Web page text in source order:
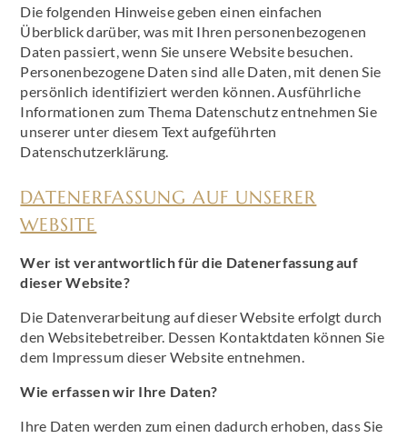
Die folgenden Hinweise geben einen einfachen
Überblick darüber, was mit Ihren personenbezogenen
Daten passiert, wenn Sie unsere Website besuchen.
Personenbezogene Daten sind alle Daten, mit denen Sie
persönlich identifiziert werden können. Ausführliche
Informationen zum Thema Datenschutz entnehmen Sie
unserer unter diesem Text aufgeführten
Datenschutzerklärung.
DATENERFASSUNG AUF UNSERER
WEBSITE
Wer ist verantwortlich für die Datenerfassung auf
dieser Website?
Die Datenverarbeitung auf dieser Website erfolgt durch
den Websitebetreiber. Dessen Kontaktdaten können Sie
dem Impressum dieser Website entnehmen.
Wie erfassen wir Ihre Daten?
Ihre Daten werden zum einen dadurch erhoben, dass Sie